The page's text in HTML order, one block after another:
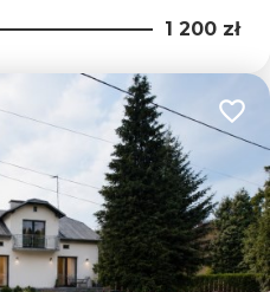
1 200 zł